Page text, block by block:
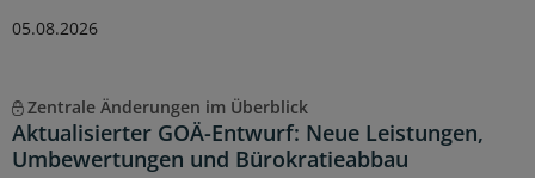
05.08.2026
Zentrale Änderungen im Überblick
Aktualisierter GOÄ-Entwurf: Neue Leistungen,
Umbewertungen und Bürokratieabbau